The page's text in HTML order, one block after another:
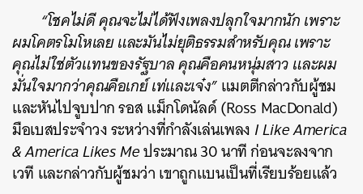
“โชคไม่ดี คุณจะไม่ได้ฟังเพลงปลุกใจมากนัก เพราะ
ผมโคตรโมโหเลย และมันไม่ยุติธรรมสำหรับคุณ เพราะ
คุณไม่ใช่ตัวแทนของรัฐบาล คุณคือคนหนุ่มสาว และผม
มั่นใจมากว่าคุณคือเกย์ เท่และเจ๋ง”แมตตีกล่าวกับผู้ชม
และหันไปจูบปาก รอส แม็กโดนัลด์ (Ross MacDonald)
มือเบสประจำวง ระหว่างที่กำลังเล่นเพลง I Like America
& America Likes Meประมาณ 30 นาทีก่อนจะลงจาก
เวที และกล่าวกับผู้ชมว่า เขาถูกแบนเป็นที่เรียบร้อยแล้ว